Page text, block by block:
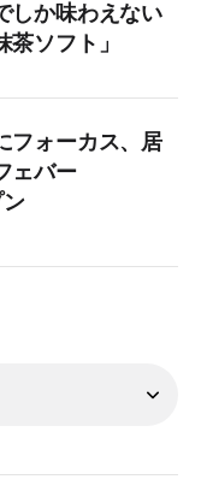
しか味わえない
茶ソフト」
フォーカス、居
ェバー
ン